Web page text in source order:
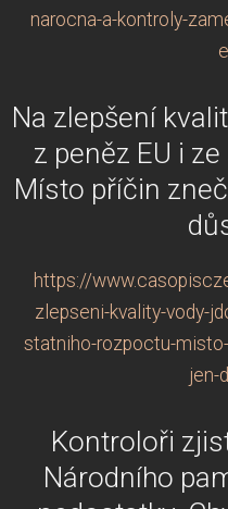
narocna-a-kontroly-
Na zlepšení
z peněz EU i
Místo příčin
https://
zlepseni-kvality-vody-
statniho-rozpoctu-
jen-
Kontroloři
Národního